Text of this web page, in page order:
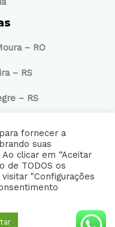
– RO
– RS
– RS
reservados
fornecer a
suas
clicar em “Aceitar
de TODOS os
"Configurações